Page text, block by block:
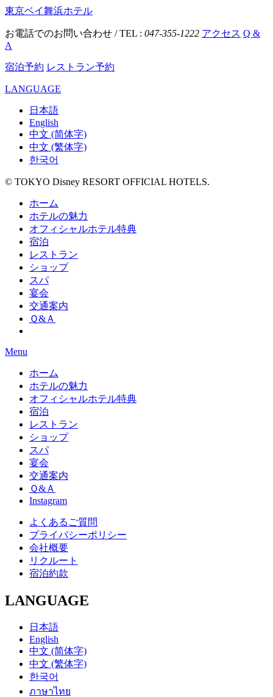
東京ベイ舞浜ホテル
お電話でのお問い合わせ / TEL : 047-355-1222 アクセス Q &
A
宿泊予約 レストラン予約
LANGUAGE
日本語
English
中文 (简体字)
中文 (繁体字)
한국어
© TOKYO Disney RESORT OFFICIAL HOTELS.
ホーム
ホテルの魅力
オフィシャルホテル特典
宿泊
レストラン
ショップ
スパ
宴会
交通案内
Ｑ&Ａ
Menu
ホーム
ホテルの魅力
オフィシャルホテル特典
宿泊
レストラン
ショップ
スパ
宴会
交通案内
Ｑ&Ａ
Instagram
よくあるご質問
プライバシーポリシー
会社概要
リクルート
宿泊約款
LANGUAGE
日本語
English
中文 (简体字)
中文 (繁体字)
한국어
ภาษาไทย